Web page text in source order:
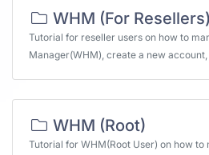
WHM (For Resellers)
Tutorial for reseller users on how to
Manager(WHM), create a new
WHM (Root)
Tutorial for WHM(Root User) on how to